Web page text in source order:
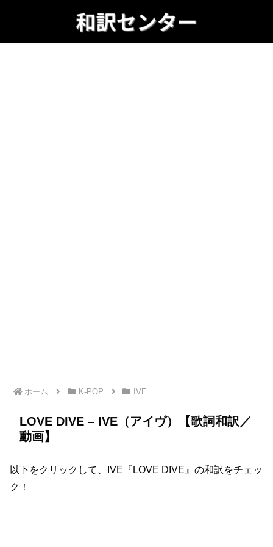
ホーム K-POP IVE
LOVE DIVE – IVE（アイヴ）【歌詞和訳／
動画】
以下をクリックして、IVE『LOVE DIVE』の和訳をチェッ
ク！